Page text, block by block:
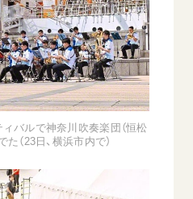
」として生きた80年
動画
「三つ
バルで神奈川吹奏楽団（恒松
（23日、横浜市内で）